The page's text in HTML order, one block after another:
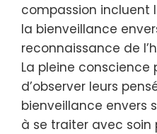
compassion incluent
la bienveillance
reconnaissance de
La pleine conscience
d’observer leurs
bienveillance envers
à se traiter avec